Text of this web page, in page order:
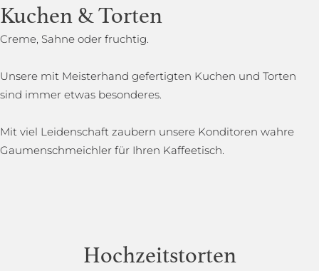
Kuchen & Torten
Creme, Sahne oder fruchtig.
Unsere mit Meisterhand gefertigten Kuchen und Torten
sind immer etwas besonderes.
Mit viel Leidenschaft zaubern unsere Konditoren wahre
Gaumenschmeichler für Ihren Kaffeetisch.
Hochzeitstorten